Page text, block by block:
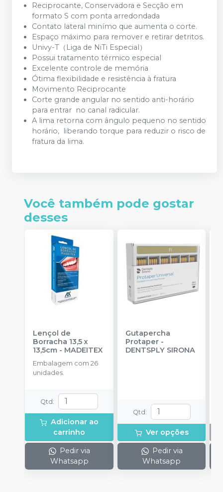
Reciprocante, Conservadora e Secção em
formato S com ponta arredondada
Contato lateral minímo que aumenta o corte.
Espaço máximo para remover e retirar detritos.
Univy-T（Liga de NiTi Especial）
Possui tratamento térmico especial
Excelente controle de memória
Ótima flexibilidade e resistência à fratura
Movimento Reciprocante
Corte grande angular no sentido anti-horário
para entrar no canal radicular.
A lima retorna com ângulo pequeno no sentido
horário, liberando torque para reduzir o risco de
fratura da lima.
Você também pode gostar
desses
Lençol de
Borracha 13,5 x
13,5cm - MADEITEX
Embalagem com 26
unidades.
Qtd :
Adicionar ao
carrinho
Pedir via
Whatsapp
Gutapercha
Protaper-
DENTSPLY SIRONA
Qtd :
Ver opções
Pedir via
Whatsapp